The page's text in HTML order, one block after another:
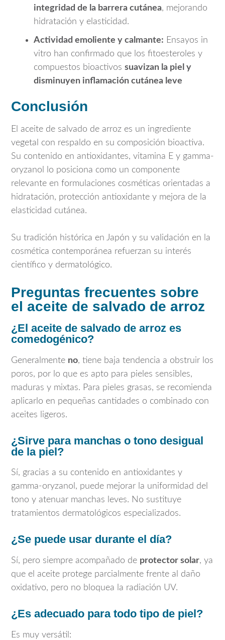
integridad de la barrera cutánea, mejorando
hidratación y elasticidad.
Actividad emoliente y calmante: Ensayos in
vitro han confirmado que los fitoesteroles y
compuestos bioactivos suavizan la piel y
disminuyen inflamación cutánea leve
Conclusión
El aceite de salvado de arroz es un ingrediente
vegetal con respaldo en su composición bioactiva.
Su contenido en antioxidantes, vitamina E y gamma-
oryzanol lo posiciona como un componente
relevante en formulaciones cosméticas orientadas a
hidratación, protección antioxidante y mejora de la
elasticidad cutánea.
Su tradición histórica en Japón y su validación en la
cosmética contemporánea refuerzan su interés
científico y dermatológico.
Preguntas frecuentes sobre
el aceite de salvado de arroz
¿El aceite de salvado de arroz es
comedogénico?
Generalmente no, tiene baja tendencia a obstruir los
poros, por lo que es apto para pieles sensibles,
maduras y mixtas. Para pieles grasas, se recomienda
aplicarlo en pequeñas cantidades o combinado con
aceites ligeros.
¿Sirve para manchas o tono desigual
de la piel?
Sí, gracias a su contenido en antioxidantes y
gamma-oryzanol, puede mejorar la uniformidad del
tono y atenuar manchas leves. No sustituye
tratamientos dermatológicos especializados.
¿Se puede usar durante el día?
Sí, pero siempre acompañado de protector solar, ya
que el aceite protege parcialmente frente al daño
oxidativo, pero no bloquea la radiación UV.
¿Es adecuado para todo tipo de piel?
Es muy versátil: